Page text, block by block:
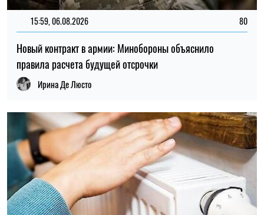
21:31, 05.08.2026
65% поврежденных энергообъектов
Николай Потика
ПОСЛЕДНИЕ НОВОСТИ